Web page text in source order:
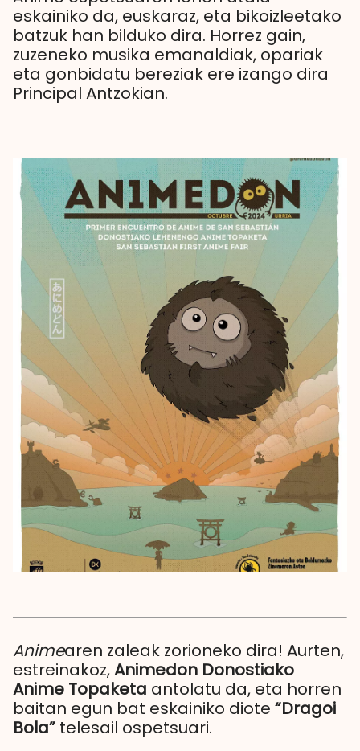
eskainiko da, euskaraz, eta bikoizleetako
batzuk han bilduko dira. Horrez gain,
zuzeneko musika emanaldiak, opariak
eta gonbidatu bereziak ere izango dira
Principal Antzokian.
Animearen zaleak zorioneko dira! Aurten,
estreinakoz,Animedon Donostiako
Anime Topaketa antolatu da, eta horren
baitan egun bat eskainiko diote “Dragoi
Bola” telesail ospetsuari.